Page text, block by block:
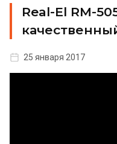
Real-El RM-
25 января 2017